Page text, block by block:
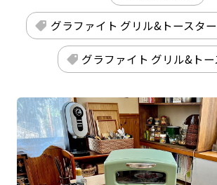
グラファイト グリル&トースター
グラファイト グリル&トー